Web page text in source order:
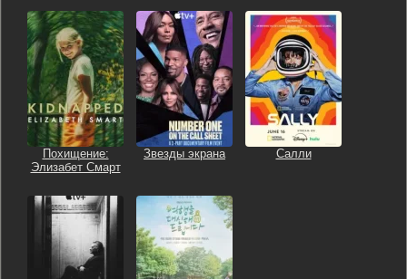
Похищение:
Элизабет Смарт
Звезды экрана Салли